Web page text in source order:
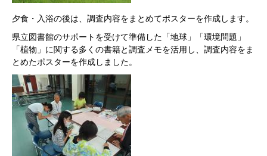
夕食・入浴の後は、調査内容をまとめてポスターを作成します。
県立図書館のサポートを受けて準備した「地球」「環境問題」
「植物」に関する多くの書籍と調査メモを活用し、調査内容をま
とめたポスターを作成しました。